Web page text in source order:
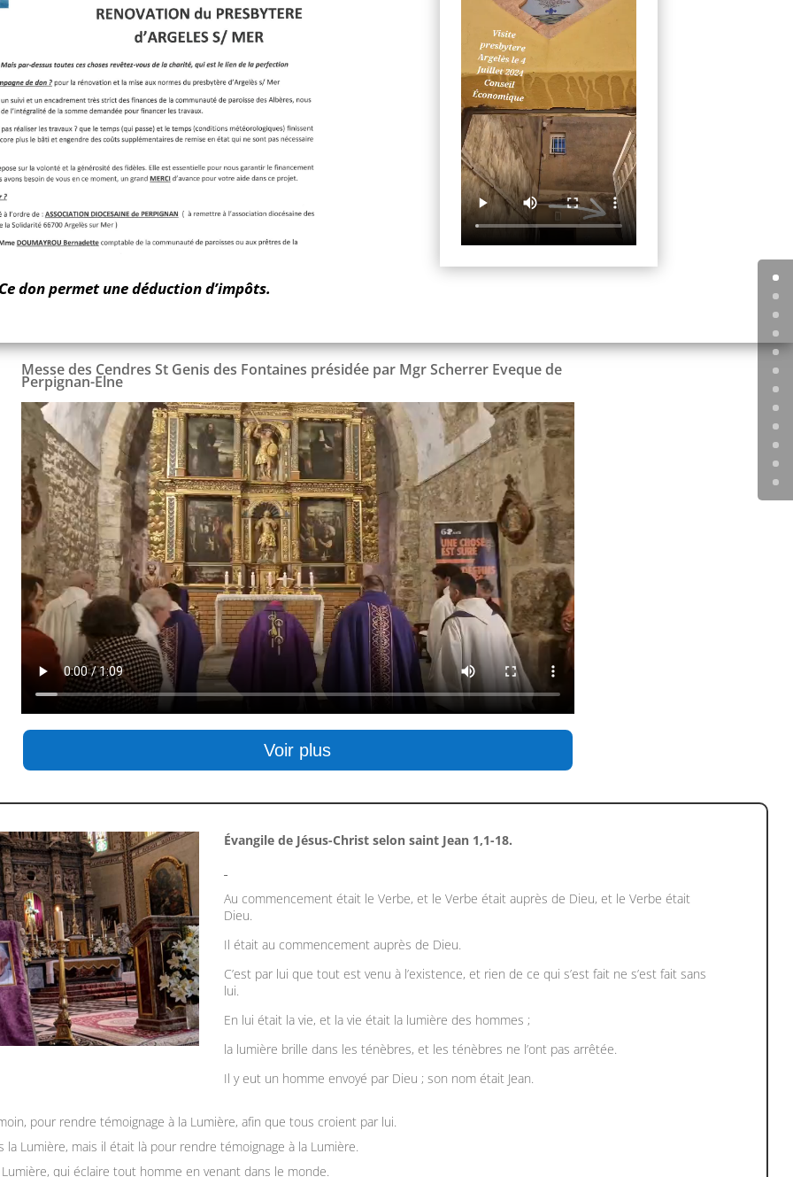
don permet une déduction d’impôts.
Messe des Cendres St Genis des Fontaines présidée par Mgr Scherrer Eveque de
Perpignan-Elne
Voir plus
Évangile de Jésus-Christ selon saint Jean 1,1-18.
Au commencement était le Verbe, et le Verbe était auprès de Dieu, et le Verbe était
Dieu.
Il était au commencement auprès de Dieu.
C’est par lui que tout est venu à l’existence, et rien de ce qui s’est fait ne s’est fait sans
lui.
En lui était la vie, et la vie était la lumière des hommes ;
la lumière brille dans les ténèbres, et les ténèbres ne l’ont pas arrêtée.
Il y eut un homme envoyé par Dieu ; son nom était Jean.
pour rendre témoignage à la Lumière, afin que tous croient par lui.
la Lumière, mais il était là pour rendre témoignage à la Lumière.
qui éclaire tout homme en venant dans le monde.